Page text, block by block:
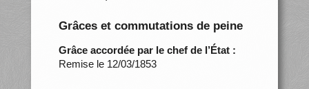
Grâces et commutations de peine
Grâce accordée par le chef de l’État :
Remise le 12/03/1853